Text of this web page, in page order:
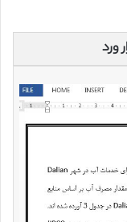
ورد